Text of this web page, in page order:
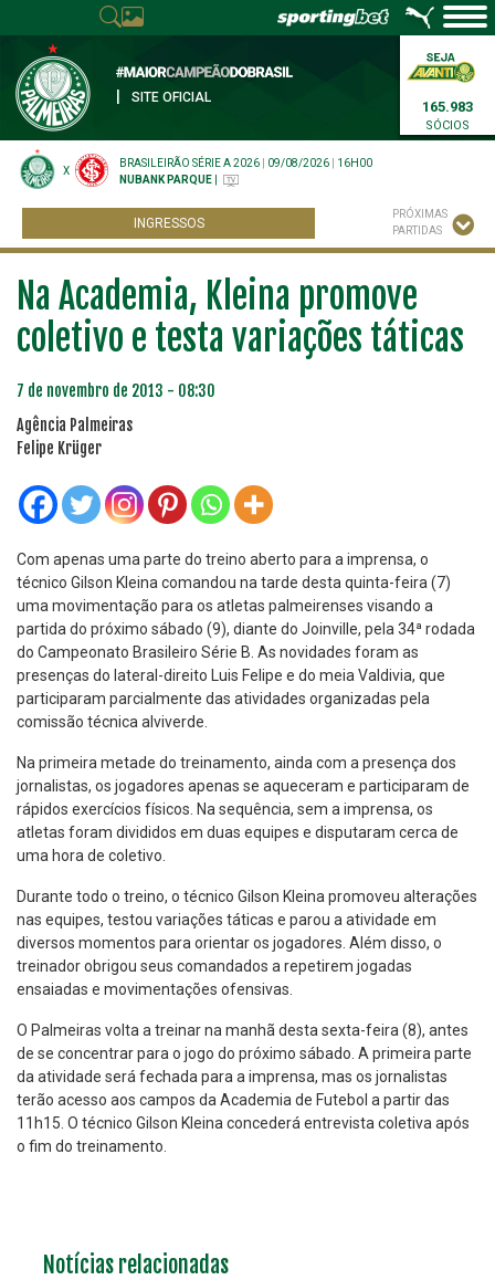
SITE OFICIAL
165.983
SÓCIOS
X
BRASILEIRÃO SÉRIE A 2026 09/08/2026
16H00
NUBANK PARQUE
INGRESSOS
PRÓXIMAS
PARTIDAS
Na Academia, Kleina promove
coletivo e testa variações táticas
7 de novembro de 2013 - 08:30
Agência Palmeiras
Felipe Krüger
Com apenas uma parte do treino aberto para a imprensa, o
técnico Gilson Kleina comandou na tarde desta quinta-feira (7)
uma movimentação para os atletas palmeirenses visando a
partida do próximo sábado (9), diante do Joinville, pela 34ª rodada
do Campeonato Brasileiro Série B. As novidades foram as
presenças do lateral-direito Luis Felipe e do meia Valdivia, que
participaram parcialmente das atividades organizadas pela
comissão técnica alviverde.
Na primeira metade do treinamento, ainda com a presença dos
jornalistas, os jogadores apenas se aqueceram e participaram de
rápidos exercícios físicos. Na sequência, sem a imprensa, os
atletas foram divididos em duas equipes e disputaram cerca de
uma hora de coletivo.
Durante todo o treino, o técnico Gilson Kleina promoveu alterações
nas equipes, testou variações táticas e parou a atividade em
diversos momentos para orientar os jogadores. Além disso, o
treinador obrigou seus comandados a repetirem jogadas
ensaiadas e movimentações ofensivas.
O Palmeiras volta a treinar na manhã desta sexta-feira (8), antes
de se concentrar para o jogo do próximo sábado. A primeira parte
da atividade será fechada para a imprensa, mas os jornalistas
terão acesso aos campos da Academia de Futebol a partir das
11h15. O técnico Gilson Kleina concederá entrevista coletiva após
o fim do treinamento.
Notícias relacionadas